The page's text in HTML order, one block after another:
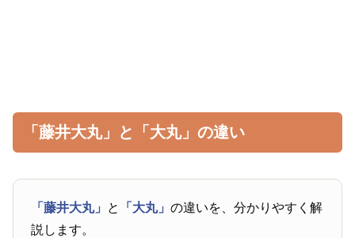
「藤井大丸」と「大丸」の違い
「藤井大丸」 と 「大丸」の違いを、分かりやすく解
説します。